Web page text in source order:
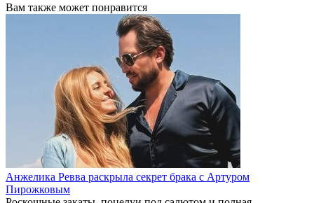
Вам также может понравится
Анжелика Ревва раскрыла секрет брака с Артуром
Пирожковым